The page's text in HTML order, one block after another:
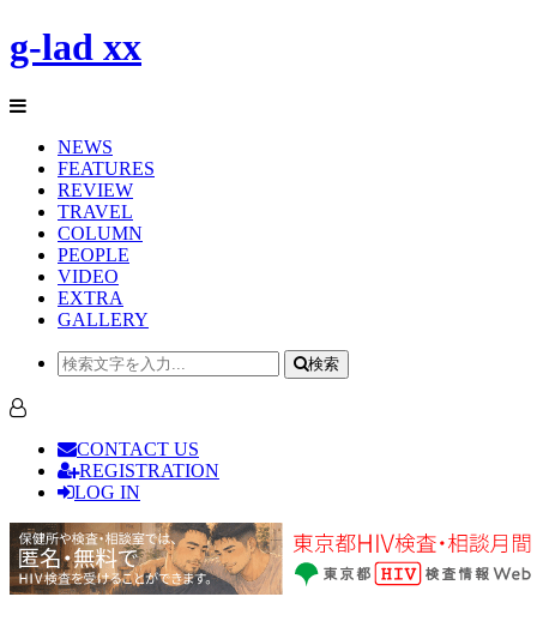
g-lad xx
NEWS
FEATURES
REVIEW
TRAVEL
COLUMN
PEOPLE
VIDEO
EXTRA
GALLERY
検索
CONTACT US
REGISTRATION
LOG IN